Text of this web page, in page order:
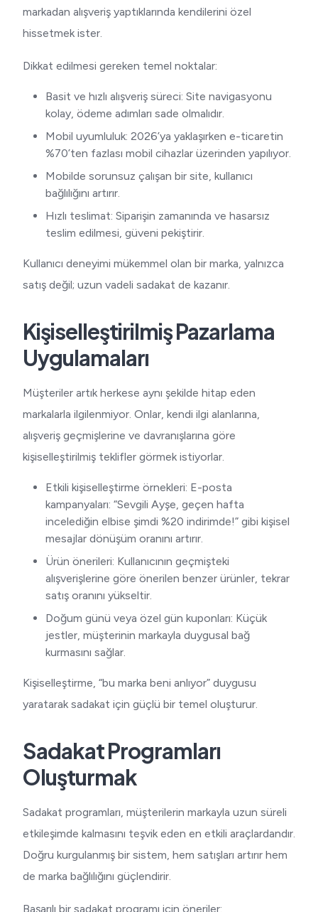
markadan alışveriş yaptıklarında kendilerini özel
hissetmek ister.
Dikkat edilmesi gereken temel noktalar:
Basit ve hızlı alışveriş süreci: Site navigasyonu
kolay, ödeme adımları sade olmalıdır.
Mobil uyumluluk: 2026’ya yaklaşırken e-ticaretin
%70’ten fazlası mobil cihazlar üzerinden yapılıyor.
Mobilde sorunsuz çalışan bir site, kullanıcı
bağlılığını artırır.
Hızlı teslimat: Siparişin zamanında ve hasarsız
teslim edilmesi, güveni pekiştirir.
Kullanıcı deneyimi mükemmel olan bir marka, yalnızca
satış değil; uzun vadeli sadakat de kazanır.
Kişiselleştirilmiş Pazarlama
Uygulamaları
Müşteriler artık herkese aynı şekilde hitap eden
markalarla ilgilenmiyor. Onlar, kendi ilgi alanlarına,
alışveriş geçmişlerine ve davranışlarına göre
kişiselleştirilmiş teklifler görmek istiyorlar.
Etkili kişiselleştirme örnekleri: E-posta
kampanyaları: “Sevgili Ayşe, geçen hafta
incelediğin elbise şimdi %20 indirimde!” gibi kişisel
mesajlar dönüşüm oranını artırır.
Ürün önerileri: Kullanıcının geçmişteki
alışverişlerine göre önerilen benzer ürünler, tekrar
satış oranını yükseltir.
Doğum günü veya özel gün kuponları: Küçük
jestler, müşterinin markayla duygusal bağ
kurmasını sağlar.
Kişiselleştirme, “bu marka beni anlıyor” duygusu
yaratarak sadakat için güçlü bir temel oluşturur.
Sadakat Programları
Oluşturmak
Sadakat programları, müşterilerin markayla uzun süreli
etkileşimde kalmasını teşvik eden en etkili araçlardandır.
Doğru kurgulanmış bir sistem, hem satışları artırır hem
de marka bağlılığını güçlendirir.
Başarılı bir sadakat programı için öneriler: